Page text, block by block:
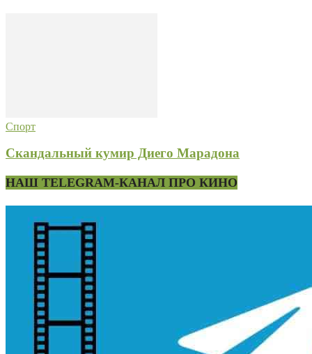
Спорт
Скандальный кумир Диего Марадона
НАШ TELEGRAM-КАНАЛ ПРО КИНО